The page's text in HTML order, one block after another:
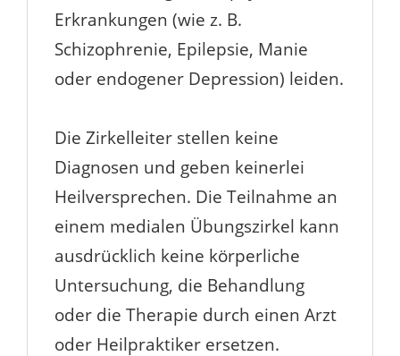
Erkrankungen (wie z. B.
Schizophrenie, Epilepsie, Manie
oder endogener Depression) leiden.
Die Zirkelleiter stellen keine
Diagnosen und geben keinerlei
Heilversprechen. Die Teilnahme an
einem medialen Übungszirkel kann
ausdrücklich keine körperliche
Untersuchung, die Behandlung
oder die Therapie durch einen Arzt
oder Heilpraktiker ersetzen.